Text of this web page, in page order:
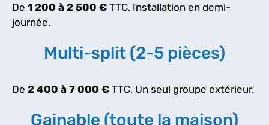
De 1 200 à 2 500 € TTC. Installation en demi-
journée.
Multi-split (2-5 pièces)
De 2 400 à 7 000 € TTC. Un seul groupe extérieur.
Gainable (toute la maison)